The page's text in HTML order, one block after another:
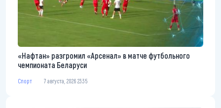
«Нафтан» разгромил «Арсенал» в матче футбольного
чемпионата Беларуси
Спорт 7 августа, 2026 23:35